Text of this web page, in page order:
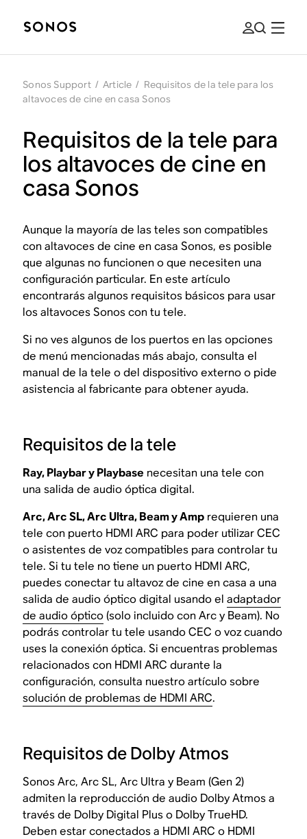
Sonos Support / Article / Requisitos de la tele para los
altavoces de cine en casa Sonos
Requisitos de la tele para
los altavoces de cine en
casa Sonos
Aunque la mayoría de las teles son compatibles
con altavoces de cine en casa Sonos, es posible
que algunas no funcionen o que necesiten una
configuración particular. En este artículo
encontrarás algunos requisitos básicos para usar
los altavoces Sonos con tu tele.
Si no ves algunos de los puertos en las opciones
de menú mencionadas más abajo, consulta el
manual de la tele o del dispositivo externo o pide
asistencia al fabricante para obtener ayuda.
Requisitos de la tele
Ray, Playbar y Playbase necesitan una tele con
una salida de audio óptica digital.
Arc, Arc SL, Arc Ultra, Beam y Amp requieren una
tele con puerto HDMI ARC para poder utilizar CEC
o asistentes de voz compatibles para controlar tu
tele. Si tu tele no tiene un puerto HDMI ARC,
puedes conectar tu altavoz de cine en casa a una
salida de audio óptico digital usando eladaptador
de audio óptico(solo incluido con Arc y Beam). No
podrás controlar tu tele usando CEC o voz cuando
uses la conexión óptica. Si encuentras problemas
relacionados con HDMI ARC durante la
configuración, consulta nuestro artículo sobre
solución de problemas de HDMI ARC.
Requisitos de Dolby Atmos
Sonos Arc, Arc SL, Arc Ultra y Beam (Gen 2)
admiten la reproducción de audio Dolby Atmos a
través de Dolby Digital Plus o Dolby TrueHD.
Deben estar conectados a HDMI ARC o HDMI